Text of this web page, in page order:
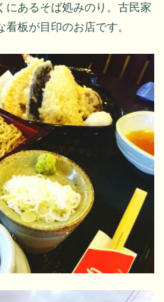
にあるそば処みのり。古民家
板が目印のお店です。